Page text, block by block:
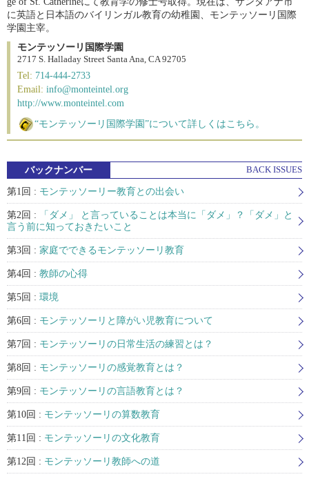
に英語と日本語のバイリンガル教育の幼稚園、モンテッソーリ国際
学園主宰。
モンテッソーリ国際学園
2717 S. Halladay Street Santa Ana, CA 92705
Tel: 714-444-2733
Email: info@monteintel.org
http://www.monteintel.com
“モンテッソーリ国際学園”について詳しくはこちら。
バックナンバー BACK ISSUES
第1回 : モンテッソーリー教育との出会い
第2回 :
「ダメ」 と言っていることは本当に「ダメ」？「ダメ」と
言う前に知っておきたいこと
第3回 : 家庭でできるモンテッソーリ教育
第4回 : 教師の心得
第5回 : 環境
第6回 : モンテッソーリと障がい児教育について
第7回 : モンテッソーリの日常生活の練習とは？
第8回 : モンテッソーリの感覚教育とは？
第9回 : モンテッソーリの言語教育とは？
第10回 : モンテッソーリの算数教育
第11回 : モンテッソーリの文化教育
第12回 : モンテッソーリ教師への道